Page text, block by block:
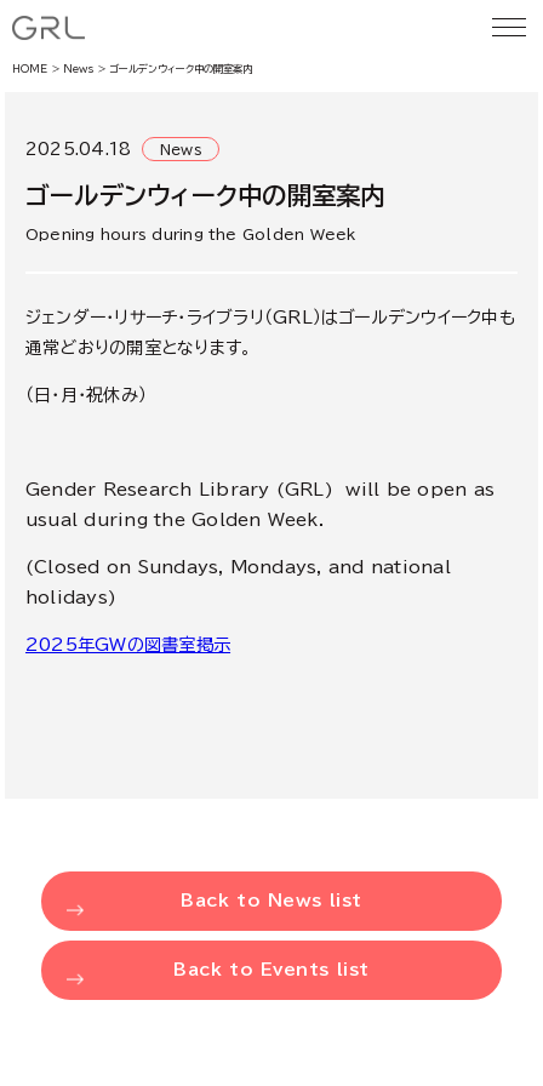
HOME News ゴールデンウィーク中の開室案内
2025.04.18 News
ゴールデンウィーク中の開室案内
Opening hours during the Golden Week
ジェンダー・リサーチ・ライブラリ（GRL）はゴールデンウイーク中も
通常どおりの開室となります。
（日・月・祝休み）
Gender Research Library (GRL) will be open as
usual during the Golden Week.
(Closed on Sundays, Mondays, and national
holidays)
2025年GWの図書室掲示
Back to News list
Back to Events list